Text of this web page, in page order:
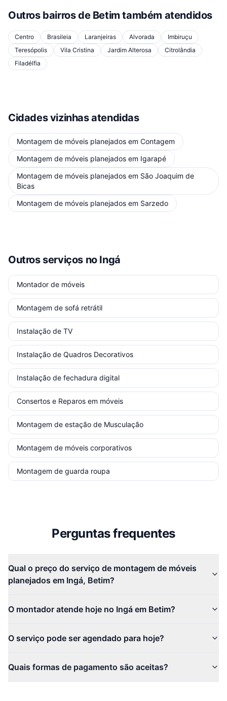
Outros bairros de Betim também atendidos
Centro Brasileia Laranjeiras Alvorada
Imbiruçu
Teresópolis
Vila Cristina Jardim Alterosa
Citrolândia
Filadélfia
Cidades vizinhas atendidas
Montagem de móveis planejados em Contagem
Montagem de móveis planejados em Igarapé
Montagem de móveis planejados em São Joaquim de
Bicas
Montagem de móveis planejados em Sarzedo
Outros serviços no Ingá
Montador de móveis
Montagem de sofá retrátil
Instalação de TV
Instalação de Quadros Decorativos
Instalação de fechadura digital
Consertos e Reparos em móveis
Montagem de estação de Musculação
Montagem de móveis corporativos
Montagem de guarda roupa
Perguntas frequentes
Qual o preço do serviço de montagem de móveis
planejados em Ingá, Betim?
O montador atende hoje no Ingá em Betim?
O serviço pode ser agendado para hoje?
Quais formas de pagamento são aceitas?